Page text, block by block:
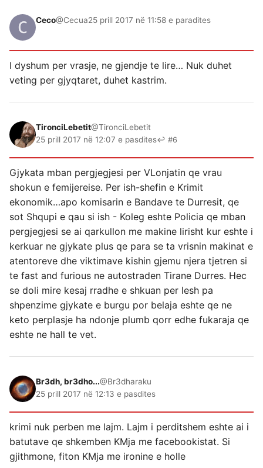
Ceco@Cecua25 prill 2017 në 11:58 e paradites
I dyshum per vrasje, ne gjendje te lire… Nuk duhet
veting per gjyqtaret, duhet kastrim.
TironciLebetit@TironciLebetit
25 prill 2017 në 12:07 e pasdites↩ #6
Gjykata mban pergjegjesi per VLonjatin qe vrau
shokun e femijereise. Per ish-shefin e Krimit
ekonomik…apo komisarin e Bandave te Durresit, qe
sot Shqupi e qau si ish - Koleg eshte Policia qe mban
pergjegjesi se ai qarkullon me makine lirisht kur eshte i
kerkuar ne gjykate plus qe para se ta vrisnin makinat e
atentoreve dhe viktimave kishin gjemu njera tjetren si
te fast and furious ne autostraden Tirane Durres. Hec
se doli mire kesaj rradhe e shkuan per lesh pa
shpenzime gjykate e burgu por belaja eshte qe ne
keto perplasje ha ndonje plumb qorr edhe fukaraja qe
eshte ne hall te vet.
Br3dh, br3dho...@Br3dharaku
25 prill 2017 në 12:13 e pasdites
krimi nuk perben me lajm. Lajm i perditshem eshte ai i
batutave qe shkemben KMja me facebookistat. Si
gjithmone, fiton KMja me ironine e holle